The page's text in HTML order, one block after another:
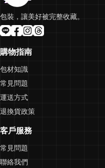
包裝，讓美好被完整收藏。
購物指南
包材知識
常見問題
運送方式
退換貨政策
客戶服務
常見問題
聯絡我們